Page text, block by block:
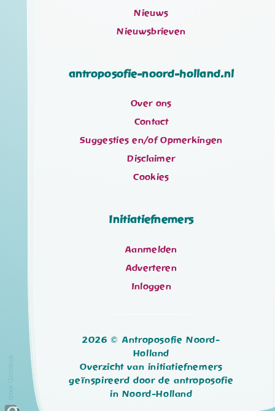
Nieuws
Nieuwsbrieven
antroposofie-noord-holland.nl
Over ons
Contact
Suggesties en/of Opmerkingen
Disclaimer
Cookies
Initiatiefnemers
Aanmelden
Adverteren
Inloggen
2026 © Antroposofie Noord-
Holland
Overzicht van initiatiefnemers
geïnspireerd door de antroposofie
in Noord-Holland
door Ginolica